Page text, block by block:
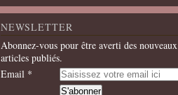
NEWSLETTER
Abonnez-vous pour être averti des nouveaux
articles publiés.
Email